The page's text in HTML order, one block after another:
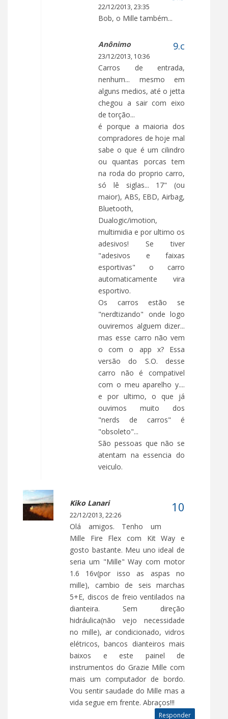
22/12/2013, 23:35
Bob, o Mille também...
Anônimo
23/12/2013, 10:36
Carros de entrada,
nenhum... mesmo em
alguns medios, até o jetta
chegou a sair com eixo
de torção...
é porque a maioria dos
compradores de hoje mal
sabe o que é um cilindro
ou quantas porcas tem
na roda do proprio carro,
só lê siglas... 17" (ou
maior), ABS, EBD, Airbag,
Bluetooth,
Dualogic/imotion,
multimidia e por ultimo os
adesivos! Se tiver
"adesivos e faixas
esportivas" o carro
automaticamente vira
esportivo.
Os carros estão se
"nerdtizando" onde logo
ouviremos alguem dizer...
mas esse carro não vem
o com o app x? Essa
versão do S.O. desse
carro não é compativel
com o meu aparelho y....
e por ultimo, o que já
ouvimos muito dos
"nerds de carros" é
"obsoleto"...
São pessoas que não se
atentam na essencia do
veiculo.
Kiko Lanari
22/12/2013, 22:26
Olá amigos. Tenho um
Mille Fire Flex com Kit Way e
gosto bastante. Meu uno ideal de
seria um "Mille" Way com motor
1.6 16v(por isso as aspas no
mille), cambio de seis marchas
5+E, discos de freio ventilados na
dianteira. Sem direção
hidráulica(não vejo necessidade
no mille), ar condicionado, vidros
elétricos, bancos dianteiros mais
baixos e este painel de
instrumentos do Grazie Mille com
mais um computador de bordo.
Vou sentir saudade do Mille mas a
vida segue em frente. Abraços!!!
Responder